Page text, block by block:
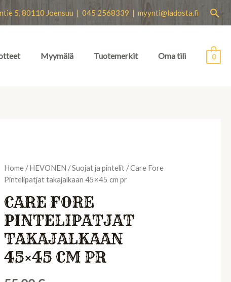
5, 80110 Joensuu | 045 2568339 | myynti@ladosta.fi Hae
Myymälä Tuotemerkit Oma tili 0
Home/HEVONEN /Suojat ja pintelit/ Care Fore
Pintelipatjat takajalkaan 45×45 cm pr
CARE FORE
PINTELIPATJAT
TAKAJALKAAN
45×45 CM PR